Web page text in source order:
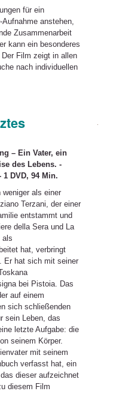
für ein
anstehen,
Zusammenarbeit
kann ein besonderes
Film zeigt in allen
nach individuellen
– Ein Vater, ein
des Lebens. -
1 DVD, 94 Min.
als einer
Terzani, der einer
entstammt und
della Sera und La
als
hat, verbringt
Er hat sich mit seiner
bei Pistoia. Das
auf einem
sich schließenden
sein Leben, das
letzte Aufgabe: die
seinem Körper.
mit seinem
verfasst hat, ein
dieser aufzeichnet
diesem Film